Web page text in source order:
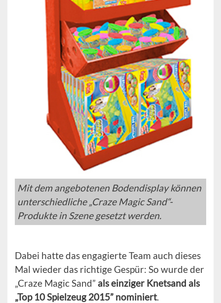
Mit dem angebotenen Bodendisplay können
unterschiedliche „Craze Magic Sand“-
Produkte in Szene gesetzt werden.
Dabei hatte das engagierte Team auch dieses
Mal wieder das richtige Gespür: So wurde der
„Craze Magic Sand” als einziger Knetsand als
„Top 10 Spielzeug 2015” nominiert.